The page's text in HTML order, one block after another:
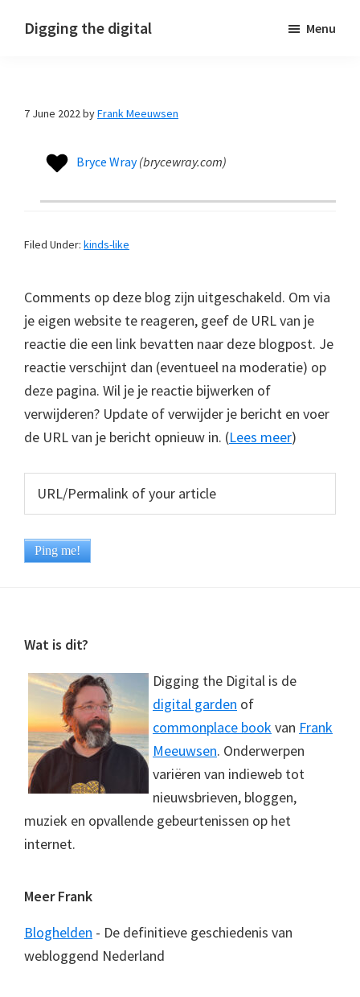
Digging the digital Menu
7 June 2022byFrank Meeuwsen
Bryce Wray (brycewray.com)
Filed Under: kinds-like
Comments op deze blog zijn uitgeschakeld. Om via
je eigen website te reageren, geef de URL van je
reactie die een link bevatten naar deze blogpost. Je
reactie verschijnt dan (eventueel na moderatie) op
deze pagina. Wil je je reactie bijwerken of
verwijderen? Update of verwijder je bericht en voer
de URL van je bericht opnieuw in. (Lees meer)
Footer
Wat is dit?
Digging the Digital is de
digital garden of
commonplace bookvan Frank
Meeuwsen. Onderwerpen
variëren van indieweb tot
nieuwsbrieven, bloggen,
muziek en opvallende gebeurtenissen op het
internet.
Meer Frank
Bloghelden - De definitieve geschiedenis van
webloggend Nederland